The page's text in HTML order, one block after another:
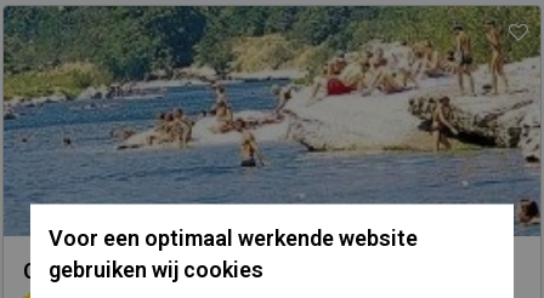
Voor een optimaal werkende website
gebruiken wij cookies
Camping Des Gorges